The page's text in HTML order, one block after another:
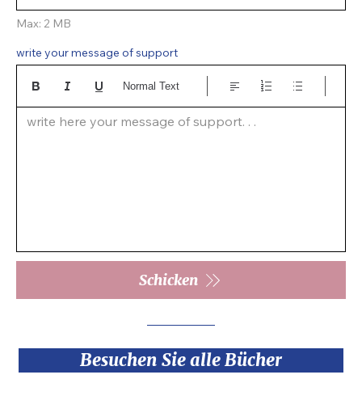
Schicken
Max: 2 MB
write your message of support
write here your message of support. . .
Normal Text
Besuchen Sie alle Bücher